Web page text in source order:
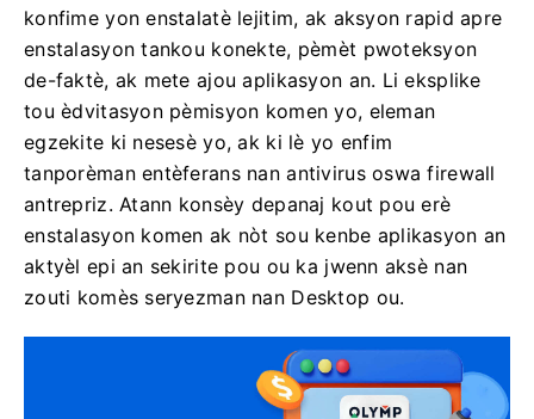
konfime yon enstalatè lejitim, ak aksyon rapid apre
enstalasyon tankou konekte, pèmèt pwoteksyon
de-faktè, ak mete ajou aplikasyon an. Li eksplike
tou èdvitasyon pèmisyon komen yo, eleman
egzekite ki nesesè yo, ak ki lè yo enfim
tanporèman entèferans nan antivirus oswa firewall
antrepriz. Atann konsèy depanaj kout pou erè
enstalasyon komen ak nòt sou kenbe aplikasyon an
aktyèl epi an sekirite pou ou ka jwenn aksè nan
zouti komès seryezman nan Desktop ou.